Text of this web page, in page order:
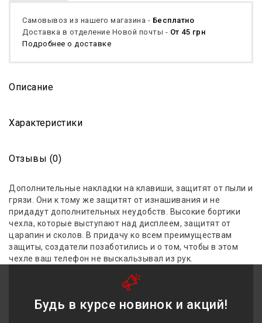
Самовывоз из нашего магазина - Бесплатно
Доставка в отделение Новой почты - От 45 грн
Подробнее о доставке
Описание
Характеристики
Отзывы (0)
Дополнительные накладки на клавиши, защитят от пыли и
грязи. Они к тому же защитят от изнашивания и не
придадут дополнительных неудобств. Высокие бортики
чехла, которые выступают над дисплеем, защитят от
царапин и сколов. В придачу ко всем преимуществам
защиты, создатели позаботились и о том, чтобы в этом
чехле ваш телефон не выскальзывал из рук.
Будь в курсе новинок и акций!